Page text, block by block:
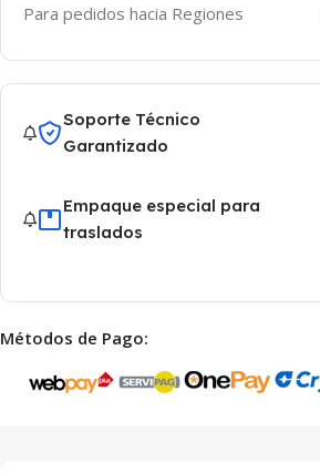
Para pedidos hacia Regiones
Soporte Técnico
Garantizado
Empaque especial para
traslados
Métodos de Pago: